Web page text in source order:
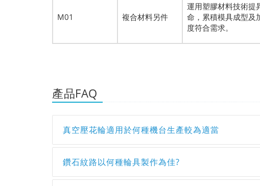
M01 複合材料另件
運用塑膠材料技術提
命，累積模具成型及
度符合需求。
產品FAQ
真空壓花輪適用於何種機台生產較為適當
鑽石紋路以何種輪具製作為佳?